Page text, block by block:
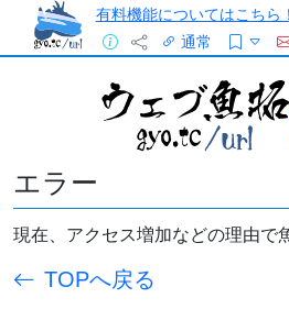
有料機能についてはこちら！
通常